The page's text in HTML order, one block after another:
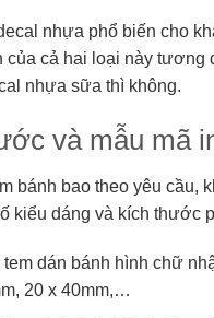
nhựa phổ biến cho
cả hai loại này tương
nhựa sữa thì không.
và mẫu mã
bánh bao theo yêu cầu,
kiểu dáng và kích thước
tem dán bánh hình chữ
20 x 40mm,…